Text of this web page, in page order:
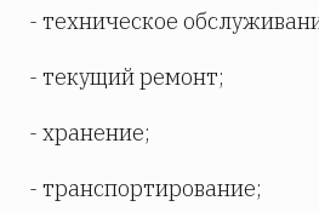
- техническое
- текущий ремонт;
- хранение;
- транспортирование;